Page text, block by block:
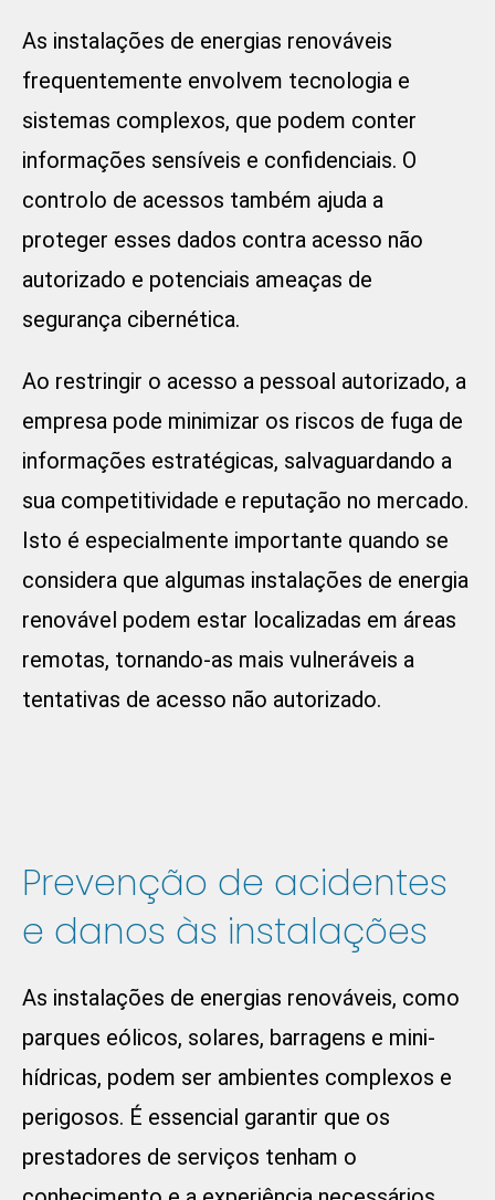
As instalações de energias renováveis
frequentemente envolvem tecnologia e
sistemas complexos, que podem conter
informações sensíveis e confidenciais. O
controlo de acessos também ajuda a
proteger esses dados contra acesso não
autorizado e potenciais ameaças de
segurança cibernética.
Ao restringir o acesso a pessoal autorizado, a
empresa pode minimizar os riscos de fuga de
informações estratégicas, salvaguardando a
sua competitividade e reputação no mercado.
Isto é especialmente importante quando se
considera que algumas instalações de energia
renovável podem estar localizadas em áreas
remotas, tornando-as mais vulneráveis a
tentativas de acesso não autorizado.
Prevenção de acidentes
e danos às instalações
As instalações de energias renováveis, como
parques eólicos, solares, barragens e mini-
hídricas, podem ser ambientes complexos e
perigosos. É essencial garantir que os
prestadores de serviços tenham o